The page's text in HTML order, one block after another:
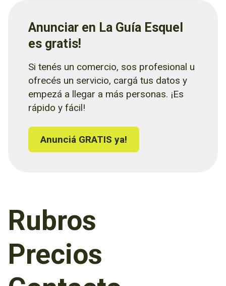
Anunciar en La Guía Esquel
es gratis!
Si tenés un comercio, sos profesional u
ofrecés un servicio, cargá tus datos y
empezá a llegar a más personas. ¡Es
rápido y fácil!
Anunciá GRATIS ya!
Rubros
Precios